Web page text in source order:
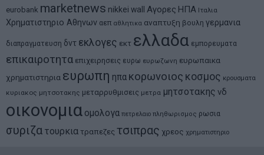
eurobank marketnews nikkei wall Αγορες ΗΠΑ Ιταλια
Χρηματιστηριο Αθηνων αεπ αθλητικα αναπτυξη βουλη γερμανια
διαπραγματευση δντ εκλογες εκτ ελλαδα εμπορευματα
επικαιροτητα επιχειρησεις ευρω ευρωζωνη ευρωπαικα
χρηματιστηρια ευρωπη ηπα κορωνοιος κοσμος κρουσματα
κυριακος μητσοτακης μεταρρυθμισεις μετρα μητσοτακης νδ
οικονομια ομολογα πετρελαιο πληθωρισμος ρωσια
συριζα τουρκια τραπεζες τσιπρας χρεος χρηματιστηριο